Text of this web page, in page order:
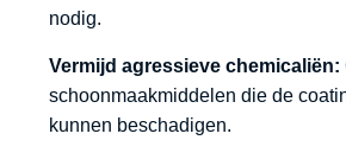
nodig.
Vermijd agressieve chemicaliën:
schoonmaakmiddelen die de
kunnen beschadigen.